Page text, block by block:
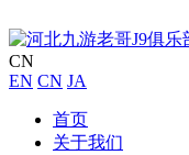
CN
EN CN JA
首页
关于我们